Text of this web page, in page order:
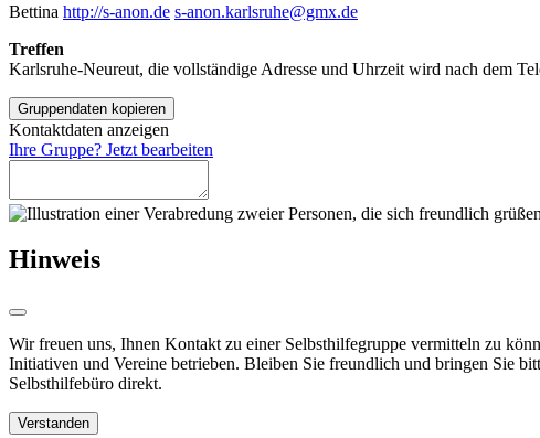
Bettina http://s-anon.de s-anon.karlsruhe@gmx.de
Treffen
Karlsruhe-Neureut, die vollständige Adresse und Uhrzeit wird nach dem
Gruppendaten kopieren
Kontaktdaten anzeigen
Ihre Gruppe? Jetzt bearbeiten
Hinweis
Wir freuen uns, Ihnen Kontakt zu einer Selbsthilfegruppe vermitteln zu
Initiativen und Vereine betrieben. Bleiben Sie freundlich und bringen Sie
Selbsthilfebüro direkt.
Verstanden